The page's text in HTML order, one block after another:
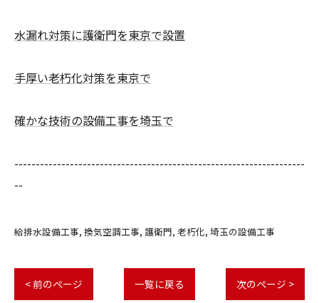
水漏れ対策に護衛門を東京で設置
手厚い老朽化対策を東京で
確かな技術の設備工事を埼玉で
--------------------------------------------------------------------
--
給排水設備工事 換気空調工事 護衛門 老朽化 埼玉の設備工事
< 前のページ 一覧に戻る 次のページ >